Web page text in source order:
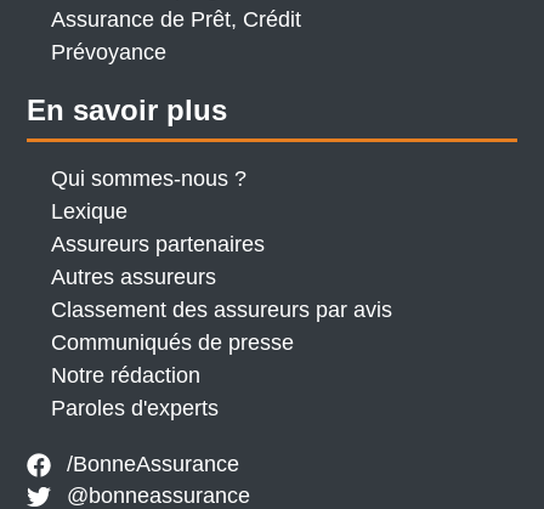
Assurance de Prêt, Crédit
Prévoyance
En savoir plus
Qui sommes-nous ?
Lexique
Assureurs partenaires
Autres assureurs
Classement des assureurs par avis
Communiqués de presse
Notre rédaction
Paroles d'experts
/BonneAssurance
@bonneassurance